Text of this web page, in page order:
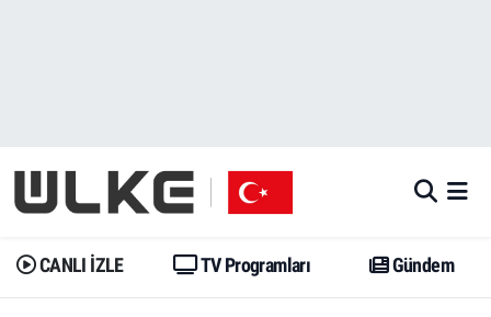
CANLI İZLE TV Programları Gündem
Gündem
Dünya
Gündem
Trend
İstanbul Namaz Vakitleri
Trafik Durumu